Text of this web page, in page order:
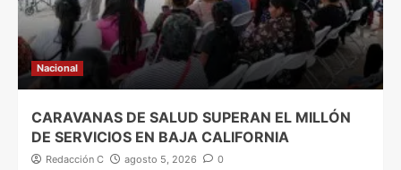
Nacional
CARAVANAS DE SALUD SUPERAN EL MILLÓN
DE SERVICIOS EN BAJA CALIFORNIA
Redacción C agosto 5, 2026 0